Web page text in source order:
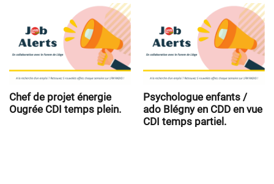
Chef de projet énergie
Ougrée CDI temps plein.
Psychologue enfants /
ado Blégny en CDD en vue
CDI temps partiel.